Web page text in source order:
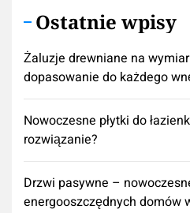
Ostatnie wpisy
Żaluzje drewniane na
dopasowanie do każdego
Nowoczesne płytki do
rozwiązanie?
Drzwi pasywne –
energooszczędnych domów